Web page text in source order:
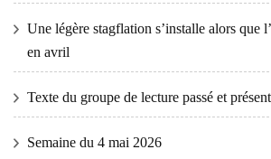
Une légère stagflation s’installe alors que
en avril
Texte du groupe de lecture passé et
Semaine du 4 mai 2026